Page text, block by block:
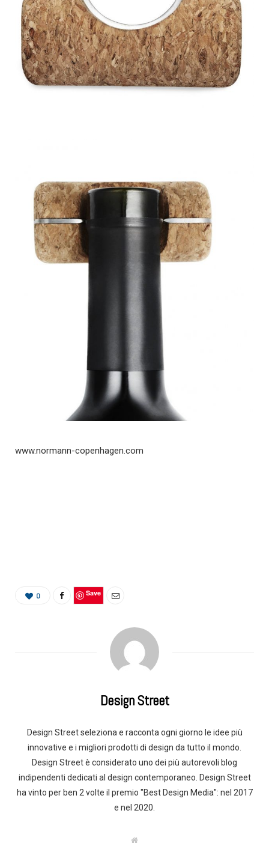
www.normann-copenhagen.com
0 Save
Design Street
Design Street seleziona e racconta ogni giorno le idee più
innovative e i migliori prodotti di design da tutto il mondo.
Design Street è considerato uno dei più autorevoli blog
indipendenti dedicati al design contemporaneo. Design Street
ha vinto per ben 2 volte il premio "Best Design Media": nel 2017
e nel 2020.
W